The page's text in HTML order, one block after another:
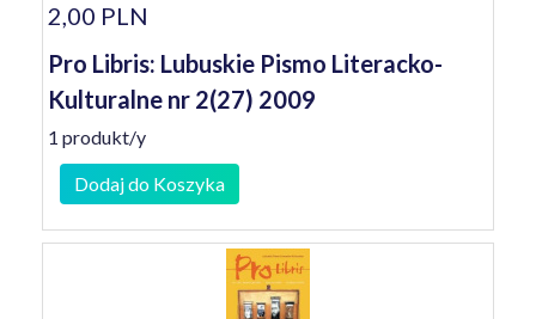
2,00 PLN
Pro Libris: Lubuskie Pismo Literacko-
Kulturalne nr 2(27) 2009
1 produkt/y
Dodaj do Koszyka